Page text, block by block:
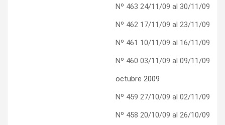
Nº 463 24/11/09 al 30/11/09
Nº 462 17/11/09 al 23/11/09
Nº 461 10/11/09 al 16/11/09
Nº 460 03/11/09 al 09/11/09
octubre 2009
Nº 459 27/10/09 al 02/11/09
Nº 458 20/10/09 al 26/10/09